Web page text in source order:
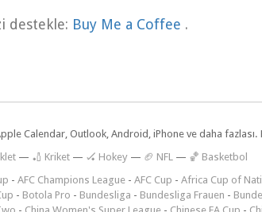
destekle: Buy Me a Coffee .
Calendar, Outlook, Android, iPhone ve daha
— 🏏 Kriket — 🏑 Hokey — 🏈 NFL — 🏀 Basketbol
- AFC Champions League - AFC Cup - Africa Cup of
- Botola Pro - Bundesliga - Bundesliga Frauen -